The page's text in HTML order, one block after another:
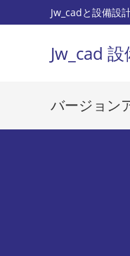
ン
キ
Jw_cadと設備設
Jw_cad
バージョン